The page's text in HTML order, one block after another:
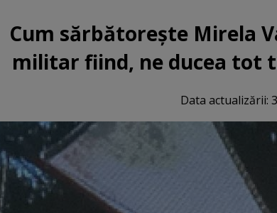
Cum sărbătorește Mirela
militar fiind, ne ducea tot
Data actualizării: